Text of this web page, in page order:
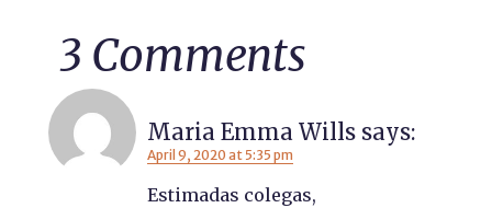
3 Comments
Maria Emma Wills says:
April 9, 2020 at 5:35 pm
Estimadas colegas,